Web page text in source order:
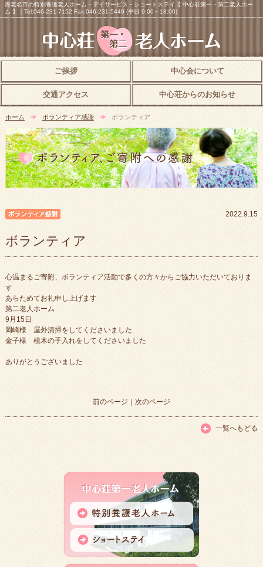
海老名市の特別養護老人ホーム・デイサービス・ショートステイ【 中心荘第一・第二老人ホー
ム 】｜Tel:046-231-7152 Fax:046-231-5449 (平日 9:00～18:00)
ご挨拶 中心会について
交通アクセス 中心荘からのお知らせ
ホーム ボランティア感謝 ボランティア
2022.9.15
ボランティア
心温まるご寄附、ボランティア活動で多くの方々からご協力いただいておりま
す
あらためてお礼申し上げます
第二老人ホーム
9月15日
岡崎様 屋外清掃をしてくださいました
金子様 植木の手入れをしてくださいました
ありがとうございました
前のページ ｜ 次のページ
一覧へもどる